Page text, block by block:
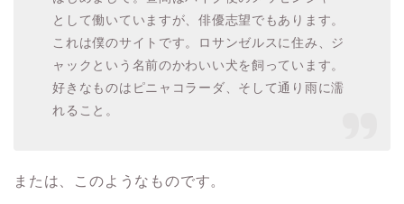
として働いていますが、俳優志望でもあります。
これは僕のサイトです。ロサンゼルスに住み、ジ
ャックという名前のかわいい犬を飼っています。
好きなものはピニャコラーダ、そして通り雨に濡
れること。
または、このようなものです。